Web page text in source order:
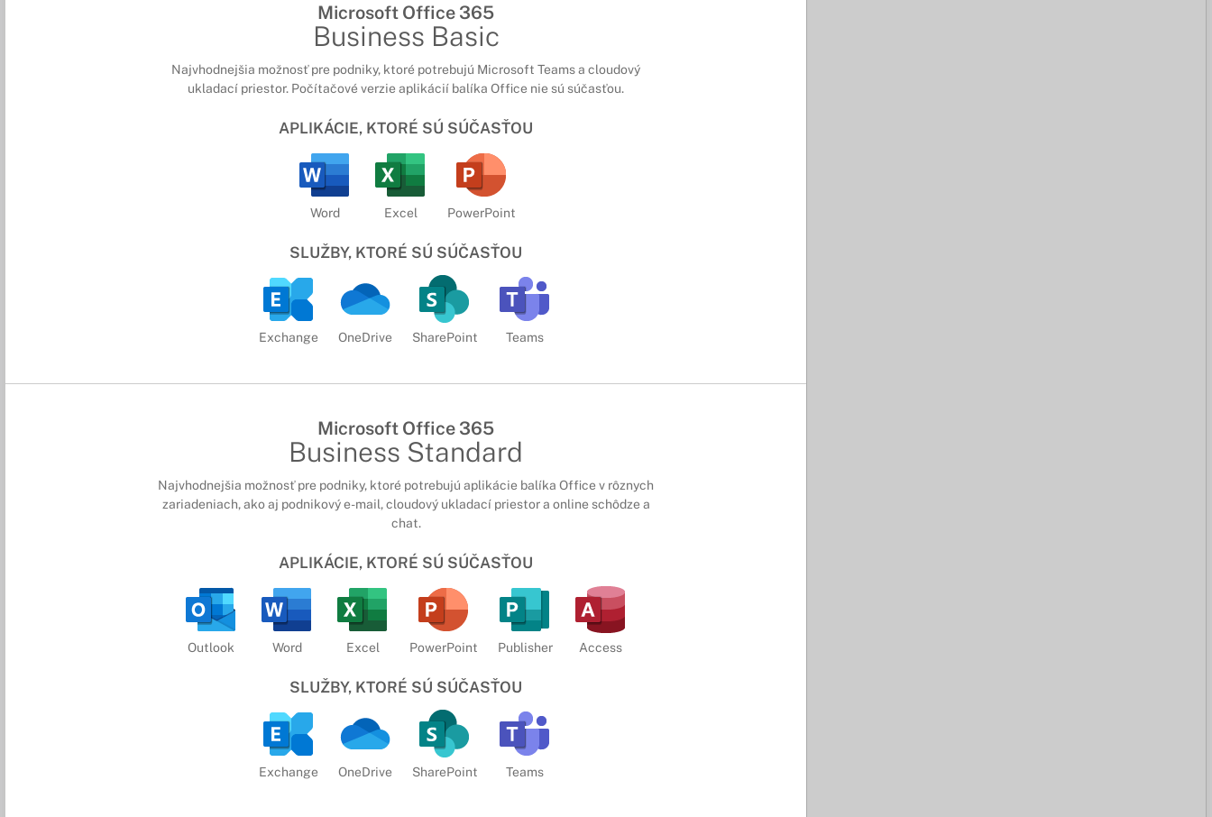
Microsoft Office 365
Business Basic
Najvhodnejšia možnosť pre podniky, ktoré potrebujú Microsoft Teams a cloudový
ukladací priestor. Počítačové verzie aplikácií balíka Office nie sú súčasťou.
APLIKÁCIE, KTORÉ SÚ SÚČASŤOU
Word Excel PowerPoint
SLUŽBY, KTORÉ SÚ SÚČASŤOU
Exchange OneDrive SharePoint Teams
Microsoft Office 365
Business Standard
Najvhodnejšia možnosť pre podniky, ktoré potrebujú aplikácie balíka Office v rôznych
zariadeniach, ako aj podnikový e-mail, cloudový ukladací priestor a online schôdze a
chat.
APLIKÁCIE, KTORÉ SÚ SÚČASŤOU
Outlook Word Excel PowerPoint Publisher Access
SLUŽBY, KTORÉ SÚ SÚČASŤOU
Exchange OneDrive SharePoint Teams